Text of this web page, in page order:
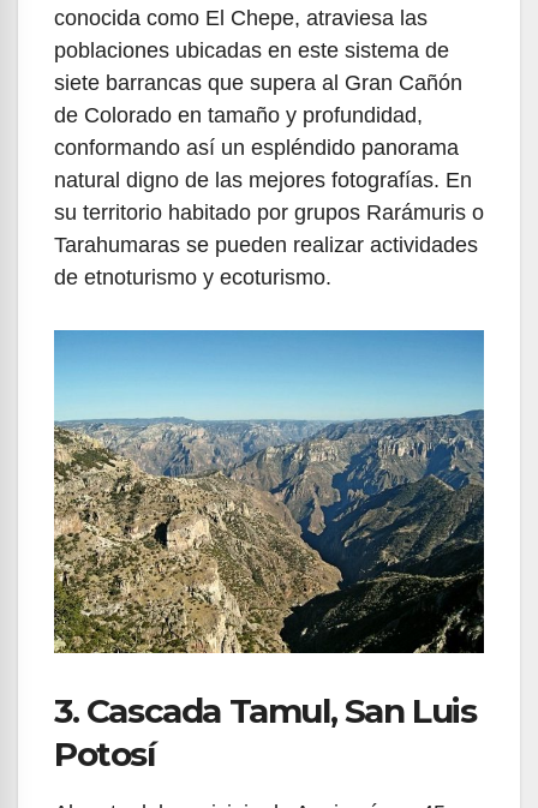
conocida como El Chepe, atraviesa las
poblaciones ubicadas en este sistema de
siete barrancas que supera al Gran Cañón
de Colorado en tamaño y profundidad,
conformando así un espléndido panorama
natural digno de las mejores fotografías. En
su territorio habitado por grupos Rarámuris o
Tarahumaras se pueden realizar actividades
de etnoturismo y ecoturismo.
3. Cascada Tamul, San Luis
Potosí